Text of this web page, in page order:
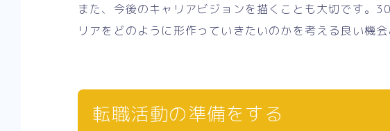
また、今後のキャリアビジョンを描くことも大切です。
リアをどのように形作っていきたいのかを考える良い機会
転職活動の準備をする